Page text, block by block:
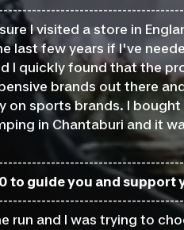
I visited a store in
last few years if I've
I quickly found that the
brands out there
on sports brands. I
in Chantaburi and it
to guide you and support
run and I was trying to